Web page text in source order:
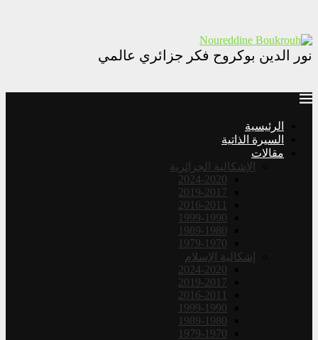
نور الدين بوكروح فكر جزائري عالمي
الرئيسية
السيرة الذاتية
مقالات
الإشكالية الجزائرية
2024-2020
2019-2017
2016-2011
1999-1990
1989-1980
1979-1970
إشكالية الإسلام
2024-2020
2019-2017
2016-2011
1999-1990
1989-1980
1979-1970